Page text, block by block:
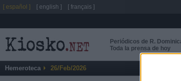
Periódicos de R.
Toda la prensa de hoy
Hemeroteca 26/Feb/2026
[ español ] [ english ] [ français ]